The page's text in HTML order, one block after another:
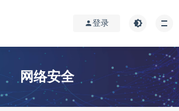
登录
网络安全